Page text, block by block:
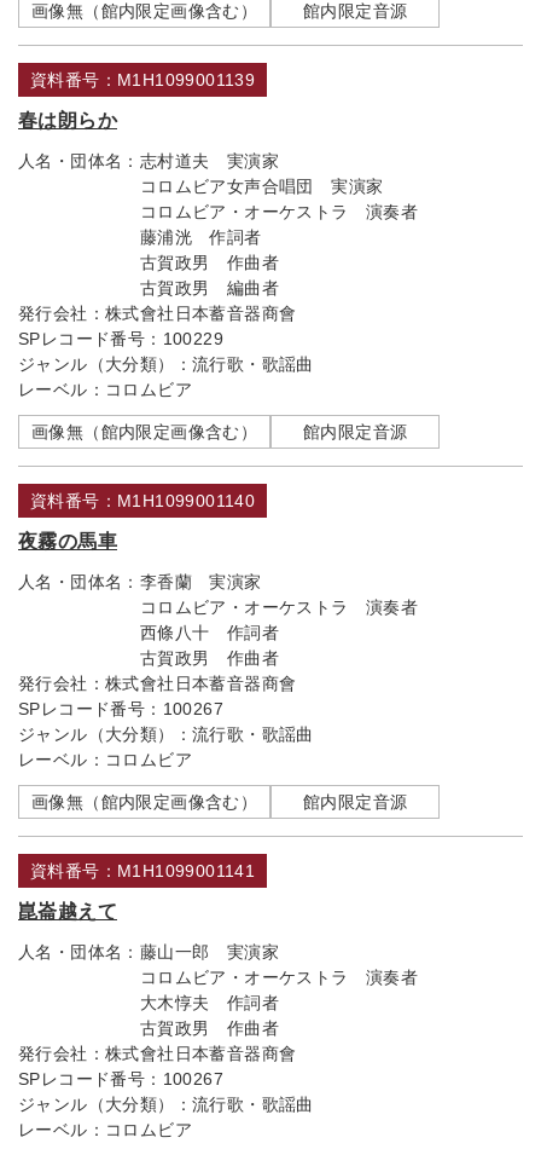
画像無（館内限定画像含む） 館内限定音源
資料番号：M1H1099001139
春は朗らか
人名・団体名： 志村道夫 実演家
コロムビア女声合唱団 実演家
コロムビア・オーケストラ 演奏者
藤浦洸 作詞者
古賀政男 作曲者
古賀政男 編曲者
発行会社： 株式會社日本蓄音器商會
SPレコード番号： 100229
ジャンル（大分類）： 流行歌・歌謡曲
レーベル： コロムビア
画像無（館内限定画像含む） 館内限定音源
資料番号：M1H1099001140
夜霧の馬車
人名・団体名： 李香蘭 実演家
コロムビア・オーケストラ 演奏者
西條八十 作詞者
古賀政男 作曲者
発行会社： 株式會社日本蓄音器商會
SPレコード番号： 100267
ジャンル（大分類）： 流行歌・歌謡曲
レーベル： コロムビア
画像無（館内限定画像含む） 館内限定音源
資料番号：M1H1099001141
崑崙越えて
人名・団体名： 藤山一郎 実演家
コロムビア・オーケストラ 演奏者
大木惇夫 作詞者
古賀政男 作曲者
発行会社： 株式會社日本蓄音器商會
SPレコード番号： 100267
ジャンル（大分類）： 流行歌・歌謡曲
レーベル： コロムビア